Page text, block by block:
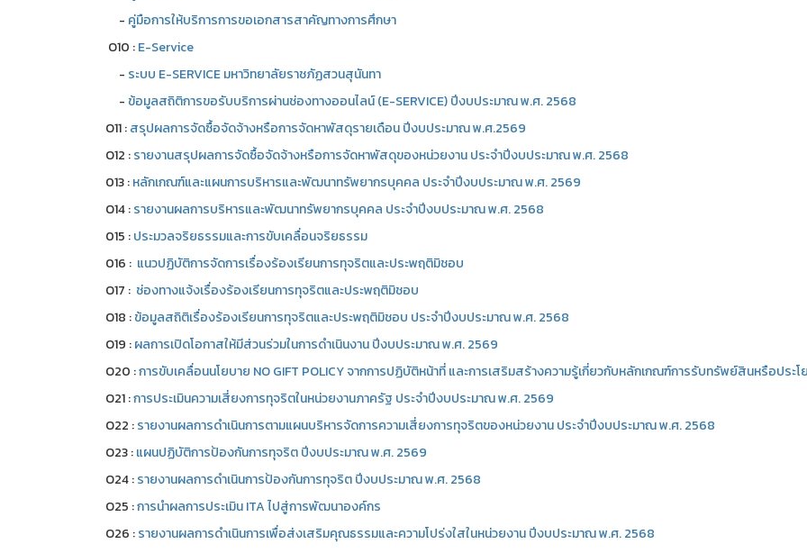
- คู่มือการให้บริการการขอเอกสารสาคัญทางการศึกษา
O10 :E-Service
- ระบบ E-SERVICE มหาวิทยาลัยราชภัฏสวนสุนันทา
- ข้อมูลสถิติการขอรับบริการผ่านช่องทางออนไลน์ (E-SERVICE) ปีงบประมาณ พ.ศ. 2568
O11 :สรุปผลการจัดซื้อจัดจ้างหรือการจัดหาพัสดุรายเดือน ปีงบประมาณ พ.ศ.2569
O12 :รายงานสรุปผลการจัดซื้อจัดจ้างหรือการจัดหาพัสดุของหน่วยงาน ประจำปีงบประมาณ พ.ศ. 2568
013 :หลักเกณฑ์และแผนการบริหารและพัฒนาทรัพยากรบุคคล ประจำปีงบประมาณ พ.ศ. 2569
O14 :รายงานผลการบริหารและพัฒนาทรัพยากรบุคคล ประจำปีงบประมาณ พ.ศ. 2568
015 :ประมวลจริยธรรมและการขับเคลื่อนจริยธรรม
016 : แนวปฏิบัติการจัดการเรื่องร้องเรียนการทุจริตและประพฤติมิชอบ
O17 : ช่องทางแจ้งเรื่องร้องเรียนการทุจริตและประพฤติมิชอบ
O18 :ข้อมูลสถิติเรื่องร้องเรียนการทุจริตและประพฤติมิชอบ ประจำปีงบประมาณ พ.ศ. 2568
O19 :ผลการเปิดโอกาสให้มีส่วนร่วมในการดำเนินงาน ปีงบประมาณ พ.ศ. 2569
O20 :การขับเคลื่อนนโยบาย NO GIFT POLICY จากการปฏิบัติหน้าที่ และการเสริมสร้างความรู้เกี่ยวกับหลักเกณฑ์การรับทรัพย์สินหรือปร
O21 :การประเมินความเสี่ยงการทุจริตในหน่วยงานภาครัฐ ประจำปีงบประมาณ พ.ศ. 2569
O22 :รายงานผลการดำเนินการตามแผนบริหารจัดการความเสี่ยงการทุจริตของหน่วยงาน ประจำปีงบประมาณ พ.ศ. 2568
O23 :แผนปฏิบัติการป้องกันการทุจริต ปีงบประมาณ พ.ศ. 2569
O24 :รายงานผลการดำเนินการป้องกันการทุจริต ปีงบประมาณ พ.ศ. 2568
O25 :การนำผลการประเมิน ITA ไปสู่การพัฒนาองค์กร
O26 :รายงานผลการดำเนินการเพื่อส่งเสริมคุณธรรมและความโปร่งใสในหน่วยงาน ปีงบประมาณ พ.ศ. 2568